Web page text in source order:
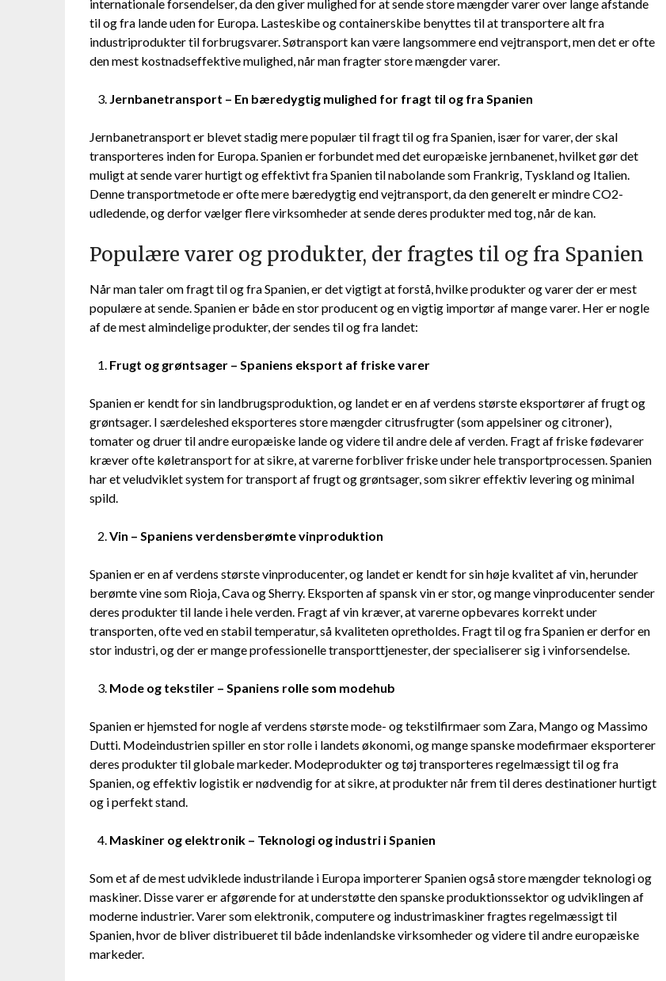
internationale forsendelser, da den giver mulighed for at sende store mængder varer over lange afstande
til og fra lande uden for Europa. Lasteskibe og containerskibe benyttes til at transportere alt fra
industriprodukter til forbrugsvarer. Søtransport kan være langsommere end vejtransport, men det er ofte
den mest kostnadseffektive mulighed, når man fragter store mængder varer.
Jernbanetransport – En bæredygtig mulighed for fragt til og fra Spanien
Jernbanetransport er blevet stadig mere populær til fragt til og fra Spanien, især for varer, der skal
transporteres inden for Europa. Spanien er forbundet med det europæiske jernbanenet, hvilket gør det
muligt at sende varer hurtigt og effektivt fra Spanien til nabolande som Frankrig, Tyskland og Italien.
Denne transportmetode er ofte mere bæredygtig end vejtransport, da den generelt er mindre CO2-
udledende, og derfor vælger flere virksomheder at sende deres produkter med tog, når de kan.
Populære varer og produkter, der fragtes til og fra Spanien
Når man taler om fragt til og fra Spanien, er det vigtigt at forstå, hvilke produkter og varer der er mest
populære at sende. Spanien er både en stor producent og en vigtig importør af mange varer. Her er nogle
af de mest almindelige produkter, der sendes til og fra landet:
Frugt og grøntsager – Spaniens eksport af friske varer
Spanien er kendt for sin landbrugsproduktion, og landet er en af verdens største eksportører af frugt og
grøntsager. I særdeleshed eksporteres store mængder citrusfrugter (som appelsiner og citroner),
tomater og druer til andre europæiske lande og videre til andre dele af verden. Fragt af friske fødevarer
kræver ofte køletransport for at sikre, at varerne forbliver friske under hele transportprocessen. Spanien
har et veludviklet system for transport af frugt og grøntsager, som sikrer effektiv levering og minimal
spild.
Vin – Spaniens verdensberømte vinproduktion
Spanien er en af verdens største vinproducenter, og landet er kendt for sin høje kvalitet af vin, herunder
berømte vine som Rioja, Cava og Sherry. Eksporten af spansk vin er stor, og mange vinproducenter sender
deres produkter til lande i hele verden. Fragt af vin kræver, at varerne opbevares korrekt under
transporten, ofte ved en stabil temperatur, så kvaliteten opretholdes. Fragt til og fra Spanien er derfor en
stor industri, og der er mange professionelle transporttjenester, der specialiserer sig i vinforsendelse.
Mode og tekstiler – Spaniens rolle som modehub
Spanien er hjemsted for nogle af verdens største mode- og tekstilfirmaer som Zara, Mango og Massimo
Dutti. Modeindustrien spiller en stor rolle i landets økonomi, og mange spanske modefirmaer eksporterer
deres produkter til globale markeder. Modeprodukter og tøj transporteres regelmæssigt til og fra
Spanien, og effektiv logistik er nødvendig for at sikre, at produkter når frem til deres destinationer hurtigt
og i perfekt stand.
Maskiner og elektronik – Teknologi og industri i Spanien
Som et af de mest udviklede industrilande i Europa importerer Spanien også store mængder teknologi og
maskiner. Disse varer er afgørende for at understøtte den spanske produktionssektor og udviklingen af
moderne industrier. Varer som elektronik, computere og industrimaskiner fragtes regelmæssigt til
Spanien, hvor de bliver distribueret til både indenlandske virksomheder og videre til andre europæiske
markeder.